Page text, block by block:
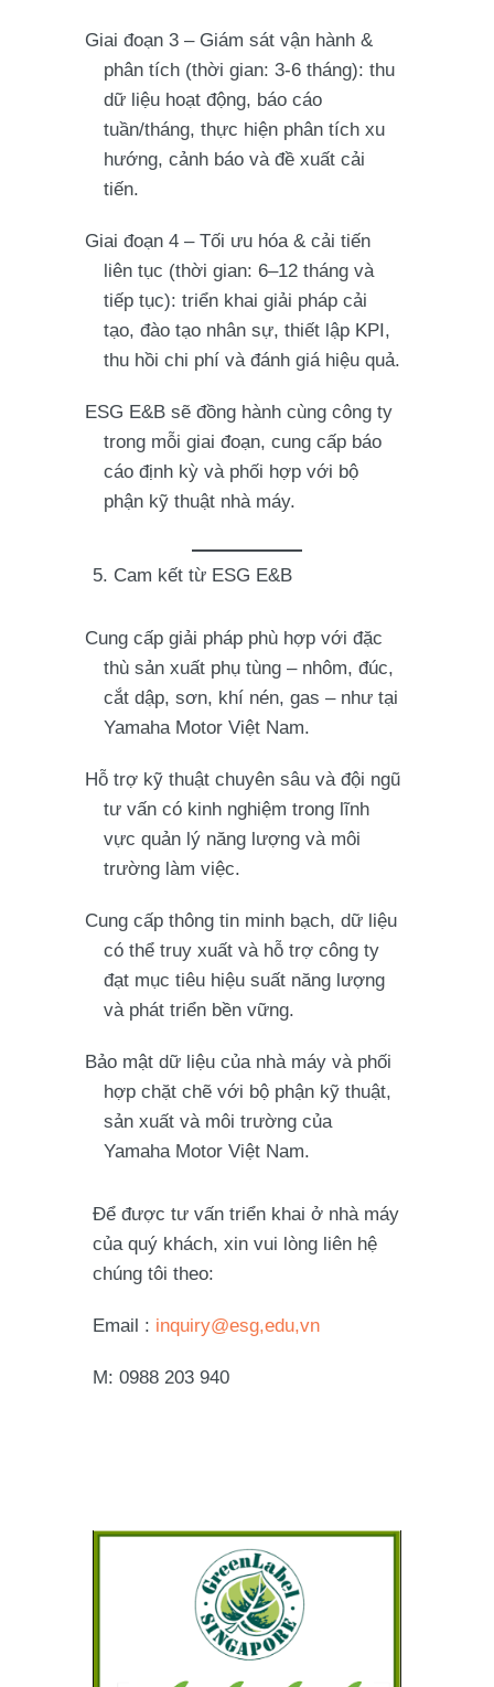
Giai đoạn 3 – Giám sát vận hành &
phân tích (thời gian: 3-6 tháng): thu
dữ liệu hoạt động, báo cáo
tuần/tháng, thực hiện phân tích xu
hướng, cảnh báo và đề xuất cải
tiến.
Giai đoạn 4 – Tối ưu hóa & cải tiến
liên tục (thời gian: 6–12 tháng và
tiếp tục): triển khai giải pháp cải
tạo, đào tạo nhân sự, thiết lập KPI,
thu hồi chi phí và đánh giá hiệu quả.
ESG E&B sẽ đồng hành cùng công ty
trong mỗi giai đoạn, cung cấp báo
cáo định kỳ và phối hợp với bộ
phận kỹ thuật nhà máy.
5. Cam kết từ ESG E&B
Cung cấp giải pháp phù hợp với đặc
thù sản xuất phụ tùng – nhôm, đúc,
cắt dập, sơn, khí nén, gas – như tại
Yamaha Motor Việt Nam.
Hỗ trợ kỹ thuật chuyên sâu và đội ngũ
tư vấn có kinh nghiệm trong lĩnh
vực quản lý năng lượng và môi
trường làm việc.
Cung cấp thông tin minh bạch, dữ liệu
có thể truy xuất và hỗ trợ công ty
đạt mục tiêu hiệu suất năng lượng
và phát triển bền vững.
Bảo mật dữ liệu của nhà máy và phối
hợp chặt chẽ với bộ phận kỹ thuật,
sản xuất và môi trường của
Yamaha Motor Việt Nam.
Để được tư vấn triển khai ở nhà máy
của quý khách, xin vui lòng liên hệ
chúng tôi theo:
Email : inquiry@esg,edu,vn
M: 0988 203 940